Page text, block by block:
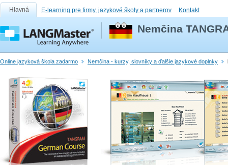
Hlavná E-learning pre firmy, jazykové školy a partnerov Kontakt
Nemčina
Online jazyková škola zadarmo Nemčina - kurzy, slovníky a ďalšie jazykové doplnky